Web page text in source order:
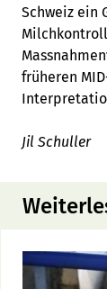
Schweiz ein
früheren
Jil Schuller